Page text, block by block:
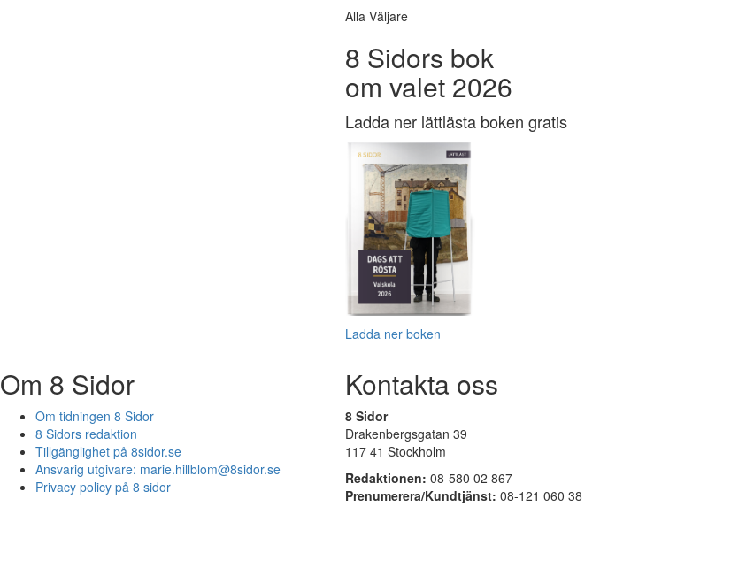
Alla Väljare
8 Sidors bok
om valet 2026
Ladda ner lättlästa boken gratis
Ladda ner boken
Om 8 Sidor
Om tidningen 8 Sidor
8 Sidors redaktion
Tillgänglighet på 8sidor.se
Ansvarig utgivare: marie.hillblom@8sidor.se
Privacy policy på 8 sidor
Kontakta oss
8 Sidor
Drakenbergsgatan 39
117 41 Stockholm
Redaktionen: 08-580 02 867
Prenumerera/Kundtjänst: 08-121 060 38